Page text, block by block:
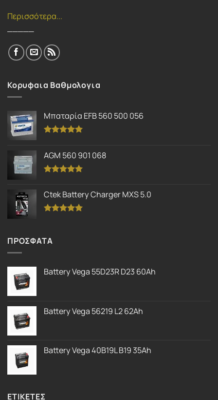
Περισσότερα...
Κορυφαια Βαθμολογια
Μπαταρία EFB 560 500 056
από 5
AGM 560 901 068
από 5
Ctek Battery Charger MXS 5.0
ΠΡΟΣΦΑΤΑ
Battery Vega 55D23R D23 60Ah
Battery Vega 56219 L2 62Ah
Battery Vega 40B19L B19 35Ah
ΕΤΙΚΕΤΕΣ